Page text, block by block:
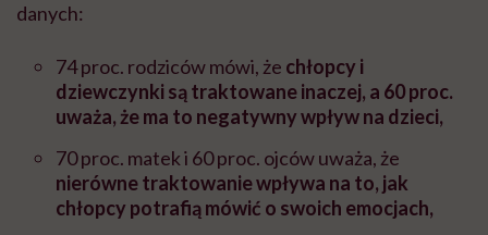
danych:
74 proc. rodziców mówi, że chłopcy i
dziewczynki są traktowane inaczej, a 60 proc.
uważa, że ma to negatywny wpływ na dzieci,
70 proc. matek i 60 proc. ojców uważa, że
nierówne traktowanie wpływa na to, jak
chłopcy potrafią mówić o swoich emocjach,